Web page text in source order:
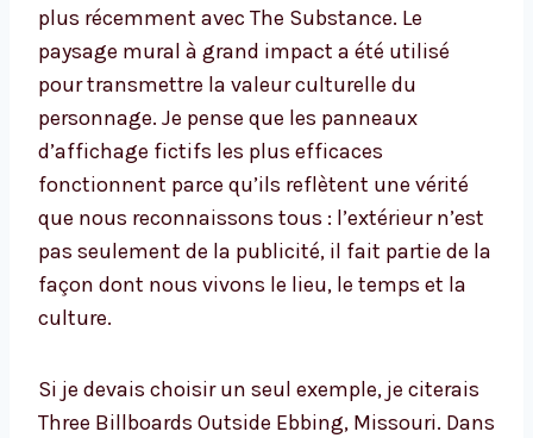
plus récemment avec The Substance. Le
paysage mural à grand impact a été utilisé
pour transmettre la valeur culturelle du
personnage. Je pense que les panneaux
d’affichage fictifs les plus efficaces
fonctionnent parce qu’ils reflètent une vérité
que nous reconnaissons tous : l’extérieur n’est
pas seulement de la publicité, il fait partie de la
façon dont nous vivons le lieu, le temps et la
culture.
Si je devais choisir un seul exemple, je citerais
Three Billboards Outside Ebbing, Missouri. Dans